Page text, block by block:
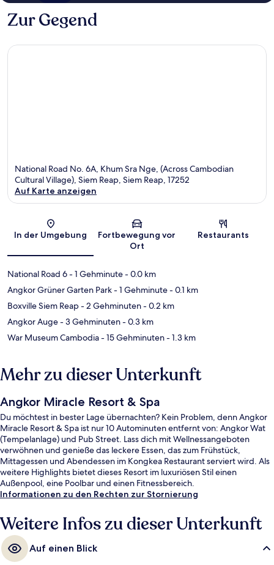
Zur Gegend
National Road No. 6A, Khum Sra Nge, (Across Cambodian
Cultural Village), Siem Reap, Siem Reap, 17252
Auf Karte anzeigen
In der Umgebung
Fortbewegung vor
Ort
Restaurants
National Road 6- 1 Gehminute- 0.0 km
Angkor Grüner Garten Park- 1 Gehminute- 0.1 km
Boxville Siem Reap- 2 Gehminuten- 0.2 km
Angkor Auge- 3 Gehminuten- 0.3 km
War Museum Cambodia- 15 Gehminuten- 1.3 km
Mehr zu dieser Unterkunft
Angkor Miracle Resort & Spa
Du möchtest in bester Lage übernachten? Kein Problem, denn Angkor
Miracle Resort & Spa ist nur 10 Autominuten entfernt von: Angkor Wat
(Tempelanlage) und Pub Street. Lass dich mit Wellnessangeboten
verwöhnen und genieße das leckere Essen, das zum Frühstück,
Mittagessen und Abendessen im Kongkea Restaurant serviert wird. Als
weitere Highlights bietet dieses Resort im luxuriösen Stil einen
Außenpool, eine Poolbar und einen Fitnessbereich.
Informationen zu den Rechten zur Stornierung
Weitere Infos zu dieser Unterkunft
Auf einen Blick